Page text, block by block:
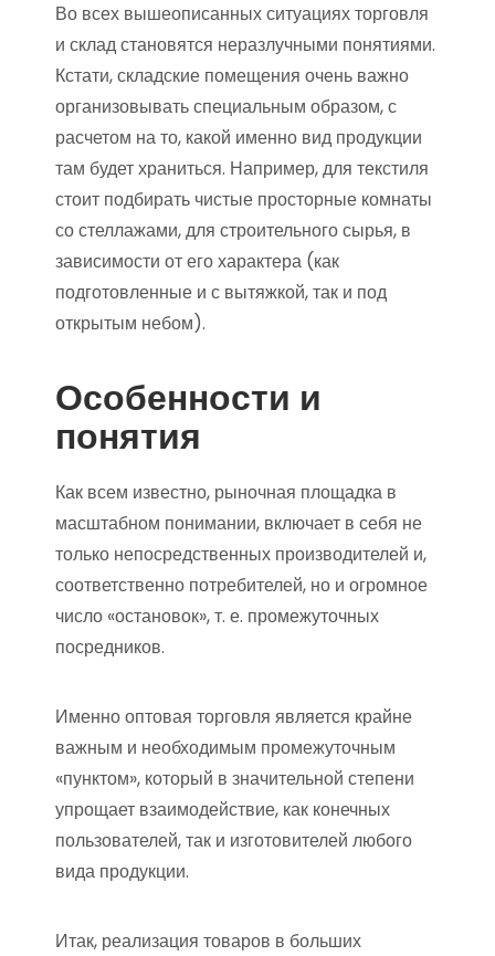
Во всех вышеописанных ситуациях торговля
и склад становятся неразлучными понятиями.
Кстати, складские помещения очень важно
организовывать специальным образом, с
расчетом на то, какой именно вид продукции
там будет храниться. Например, для текстиля
стоит подбирать чистые просторные комнаты
со стеллажами, для строительного сырья, в
зависимости от его характера (как
подготовленные и с вытяжкой, так и под
открытым небом).
Особенности и
понятия
Как всем известно, рыночная площадка в
масштабном понимании, включает в себя не
только непосредственных производителей и,
соответственно потребителей, но и огромное
число «остановок», т. е. промежуточных
посредников.
Именно оптовая торговля является крайне
важным и необходимым промежуточным
«пунктом», который в значительной степени
упрощает взаимодействие, как конечных
пользователей, так и изготовителей любого
вида продукции.
Итак, реализация товаров в больших